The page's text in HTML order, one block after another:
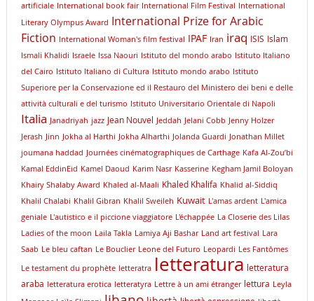
artificiale International book fair International Film Festival International
Literary Olympus Award International Prize for Arabic
Fiction International Woman's film festival IPAF Iran iraq ISIS Islam
Ismali Khalidi Israele Issa Naouri Istituto del mondo arabo Istituto Italiano
del Cairo Istituto Italiano di Cultura Istituto mondo arabo Istituto
Superiore per la Conservazione ed il Restauro del Ministero dei beni e delle
attività culturali e del turismo Istituto Universitario Orientale di Napoli
Italia Janadriyah jazz Jean Nouvel Jeddah Jelani Cobb Jenny Holzer
Jerash Jinn Jokha al Harthi Jokha Alharthi Jolanda Guardi Jonathan Millet
joumana haddad Journées cinématographiques de Carthage Kafa Al-Zou’bi
Kamal EddinEid Kamel Daoud Karim Nasr Kasserine Kegham Jamil Boloyan
Khairy Shalaby Award Khaled al-Maali Khaled Khalifa Khalid al-Siddiq
Khalil Chalabi Khalil Gibran Khalil Sweileh Kuwait L'amas ardent L'amica
geniale L'autistico e il piccione viaggiatore L'échappée La Closerie des Lilas
Ladies of the moon Laila Takla Lamiya Aji Bashar Land art festival Lara
Saab Le bleu caftan Le Bouclier Leone del Futuro Leopardi Les Fantômes
Le testament du prophète letteratra letteratura letteratura
araba letteratura erotica letteratyra Lettre à un ami étranger lettura Leyla